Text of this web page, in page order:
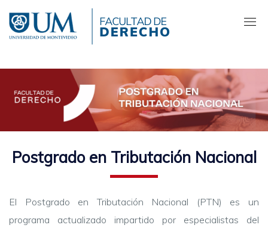
contenido
principal
Postgrado en Tributación Nacional
El Postgrado en Tributación Nacional (PTN) es un
programa actualizado impartido por especialistas del